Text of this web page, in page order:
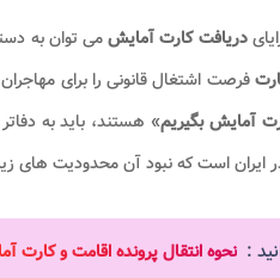
دریافت کارت آمایشمی توان به
فرصت اشتغال قانونی را برای
آمایش بگیریم» هستند، باید به
ایران است که نبود آن محدودیت های
: نحوه انتقال پرونده اقامت و کارت